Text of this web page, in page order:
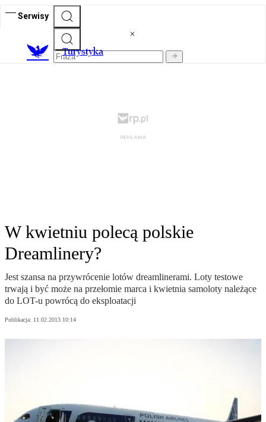
Serwisy
Turystyka
W kwietniu polecą polskie
Dreamlinery?
Jest szansa na przywrócenie lotów dreamlinerami. Loty testowe
trwają i być może na przełomie marca i kwietnia samoloty należące
do LOT-u powrócą do eksploatacji
Publikacja: 11.02.2013 10:14